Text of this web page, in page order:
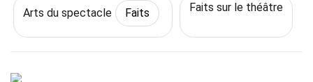
Arts du spectacle Faits Faits sur le théâtre